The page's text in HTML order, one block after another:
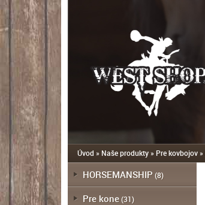
Úvod » Naše produkty» Pre kovbojov»
HORSEMANSHIP(8)
Pre kone(31)